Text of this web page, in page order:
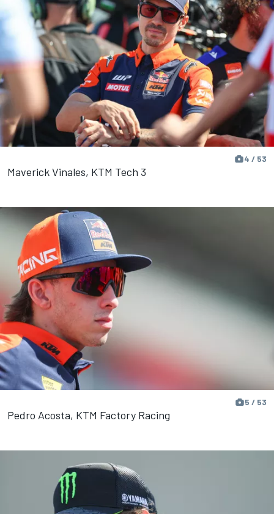
4 / 53
Maverick Vinales, KTM Tech 3
5 / 53
Pedro Acosta, KTM Factory Racing